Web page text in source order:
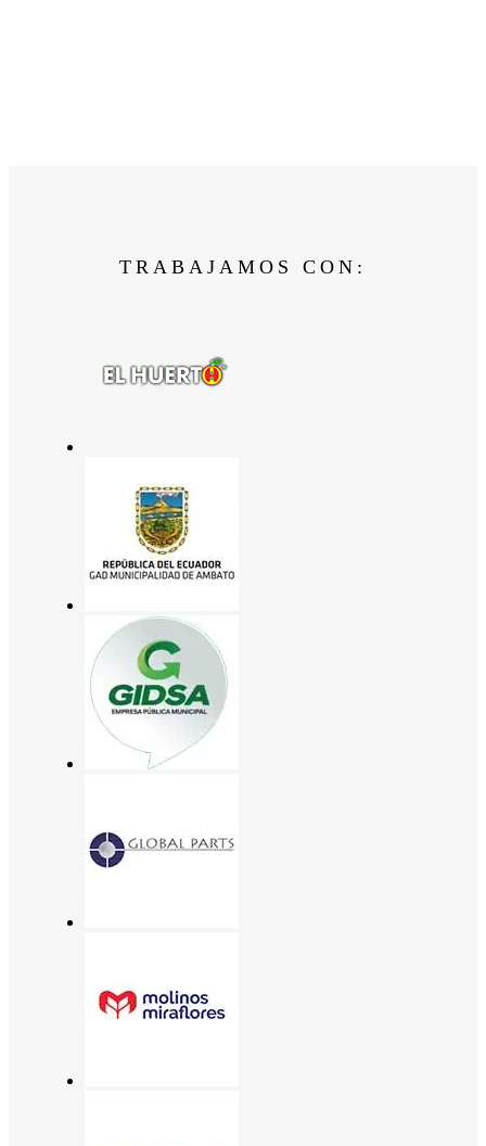
TRABAJAMOS CON: